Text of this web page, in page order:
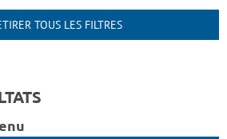
TOUS LES FILTRES